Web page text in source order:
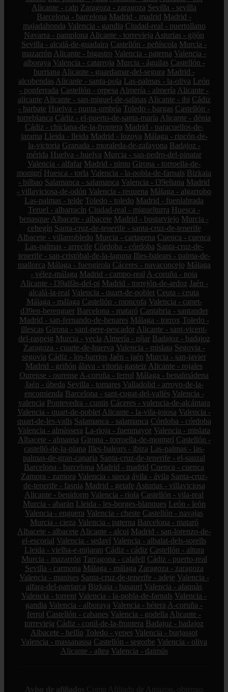
Alicante - calp Zaragoza - zaragoza Sevilla - sevilla
Barcelona - barcelona Madrid - madrid Madrid -
majadahonda Valencia - gandia Ciudad-real - puertollano
Navarra - pamplona Alicante - torrevieja Asturias - gijón
Sevilla - alcalá-de-guadaíra Castellón - peñíscola Murcia -
mazarrón Alicante - bigastro Valencia - paterna Valencia -
alboraya Valencia - catarroja Murcia - águilas Castellón -
burriana Alicante - guardamar-del-segura Madrid -
alcobendas Alicante - santa-pola Las-palmas - la-oliva León
- ponferrada Castellón - orpesa Almería - almería Alicante -
alicante Alicante - san-miguel-de-salinas Alicante - ibi Cádiz
- barbate Huelva - punta-umbría Toledo - bargas Castellón -
torreblanca Cádiz - el-puerto-de-santa-maría Alicante - dénia
Cádiz - chiclana-de-la-frontera Madrid - paracuellos-de-
jarama Lleida - lleida Madrid - lozoya Málaga - rincón-de-
la-victoria Granada - moraleda-de-zafayona Badajoz -
mérida Huelva - huelva Murcia - san-pedro-del-pinatar
Valencia - alfafar Madrid - pinto Girona - torroella-de-
montgrí Huesca - torla Valencia - la-pobla-de-farnals Bizkaia
- bilbao Salamanca - salamanca Valencia - l39eliana Madrid
- villaviciosa-de-odón Valencia - requena Málaga - algarrobo
Las-palmas - telde Toledo - toledo Madrid - fuenlabrada
Teruel - albarracín Ciudad-real - miguelturra Huesca -
benasque Albacete - albacete Madrid - bustarviejo Murcia -
cehegín Santa-cruz-de-tenerife - santa-cruz-de-tenerife
Albacete - villarrobledo Murcia - cartagena Cuenca - cuenca
Las-palmas - arrecife Córdoba - córdoba Santa-cruz-de-
tenerife - san-cristóbal-de-la-laguna Illes-balears - palma-de-
mallorca Málaga - fuengirola Cáceres - navaconcejo Málaga
- vélez-málaga Madrid - campo-real A-coruña - noia
Alicante - l39alfàs-del-pi Madrid - torrejón-de-ardoz Jaén -
alcalá-la-real Valencia - quart-de-poblet Ceuta - ceuta
Málaga - málaga Castellón - moncofa Valencia - canet-
d39en-berenguer Barcelona - mataró Cantabria - santander
Madrid - san-fernando-de-henares Málaga - torrox Toledo -
illescas Girona - sant-pere-pescador Alicante - sant-vicent-
del-raspeig Murcia - yecla Almería - níjar Badajoz - badajoz
Zaragoza - cuarte-de-huerva Valencia - mislata Segovia -
segovia Cádiz - los-barrios Jaén - jaén Murcia - san-javier
Madrid - griñón álava - vitoria-gasteiz Alicante - rojales
Ourense - ourense A-coruña - ferrol Málaga - benalmádena
Jaén - úbeda Sevilla - tomares Valladolid - arroyo-de-la-
encomienda Barcelona - sant-cugat-del-vallès Valencia -
valencia Pontevedra - cuntis Cáceres - valencia-de-alcántara
Valencia - quart-de-poblet Alicante - la-vila-joiosa Valencia -
quart-de-les-valls Salamanca - salamanca Córdoba - córdoba
Valencia - almàssera La-rioja - fuenmayor Valencia - mislata
Albacete - almansa Girona - torroella-de-montgrí Castellón -
castelló-de-la-plana Illes-balears - ibiza Las-palmas - las-
palmas-de-gran-canaria Santa-cruz-de-tenerife - el-sauzal
Barcelona - barcelona Madrid - madrid Cuenca - cuenca
Zamora - zamora Valencia - sueca ávila - ávila Santa-cruz-
de-tenerife - fasnia Madrid - getafe Asturias - villaviciosa
Alicante - benidorm Valencia - riola Castellón - vila-real
Murcia - abarán Lleida - les-borges-blanques León - león
Valencia - enguera Valencia - cheste Castellón - navajas
Murcia - cieza Valencia - paterna Barcelona - mataró
Albacete - albacete Alicante - alcoi Madrid - san-lorenzo-de-
el-escorial Valencia - sedaví Valencia - albalat-dels-sorells
Lleida - vielha-e-mijaran Cádiz - cádiz Castellón - altura
Murcia - mazarrón Tarragona - calafell Cádiz - puerto-real
Sevilla - carmona Málaga - málaga Zaragoza - zaragoza
Valencia - manises Santa-cruz-de-tenerife - adeje Valencia -
alfara-del-patriarca Bizkaia - basauri Valencia - alaquàs
Valencia - torrent Valencia - la-pobla-de-farnals Valencia -
gandia Valencia - alboraya Valencia - bétera A-coruña -
ferrol Castellón - cabanes Valencia - godella Alicante -
torrevieja Cádiz - conil-de-la-frontera Badajoz - badajoz
Albacete - hellín Toledo - yepes Valencia - burjassot
Valencia - massanassa Castellón - segorbe Valencia - oliva
Alicante - altea Valencia - daimús
Aviso de afiliados Como Afiliado de Amazon, obtengo